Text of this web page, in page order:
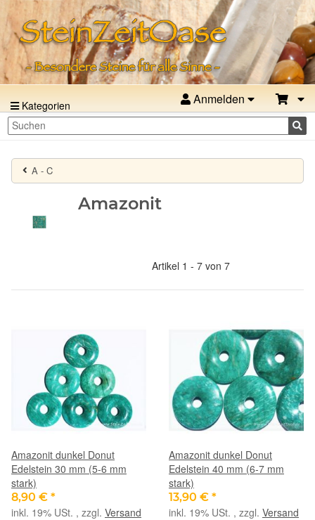
Kategorien Anmelden
A - C
Amazonit
Artikel 1 - 7 von 7
Amazonit dunkel Donut
Edelstein 30 mm (5-6 mm
stark)
8,90 € *
inkl. 19% USt. , zzgl. Versand
Amazonit dunkel Donut
Edelstein 40 mm (6-7 mm
stark)
13,90 € *
inkl. 19% USt. , zzgl. Versand